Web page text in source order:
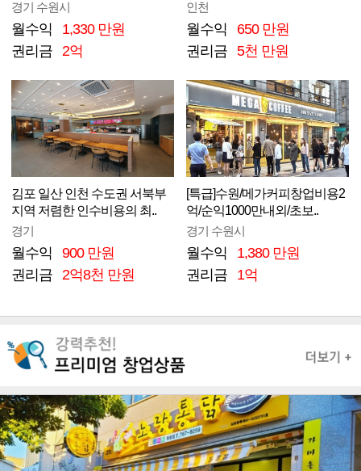
경기 수원시
월수익
1,330 만원
권리금 2억
인천
월수익
650 만원
권리금 5천 만원
김포 일산 인천 수도권 서북부
지역 저렴한 인수비용의 최..
경기
월수익
900 만원
권리금 2억8천 만원
[특급]수원/메가커피창업비용2
억/순익1000만내외/초보..
경기 수원시
월수익
1,380 만원
권리금 1억